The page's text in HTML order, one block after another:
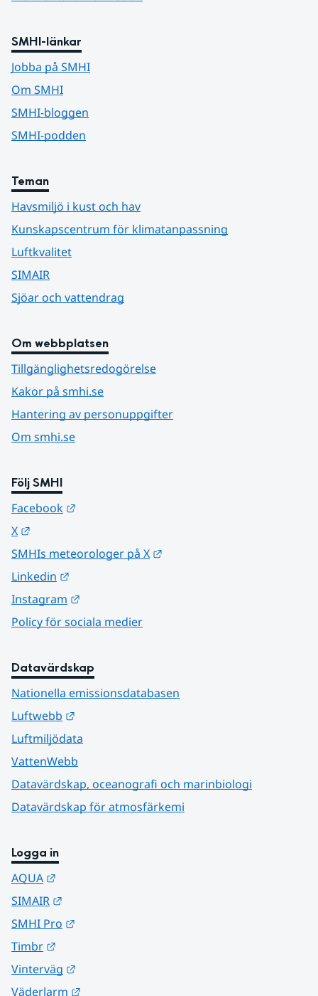
SMHI-länkar
Jobba på SMHI
Om SMHI
SMHI-bloggen
SMHI-podden
Teman
Havsmiljö i kust och hav
Kunskapscentrum för klimatanpassning
Luftkvalitet
SIMAIR
Sjöar och vattendrag
Om webbplatsen
Tillgänglighetsredogörelse
Kakor på smhi.se
Hantering av personuppgifter
Om smhi.se
Följ SMHI
Facebook
X
SMHIs meteorologer på X
Linkedin
Instagram
Policy för sociala medier
Datavärdskap
Nationella emissionsdatabasen
Luftwebb
Luftmiljödata
VattenWebb
Datavärdskap, oceanografi och marinbiologi
Datavärdskap för atmosfärkemi
Logga in
AQUA
SIMAIR
SMHI Pro
Timbr
Vinterväg
Väderlarm